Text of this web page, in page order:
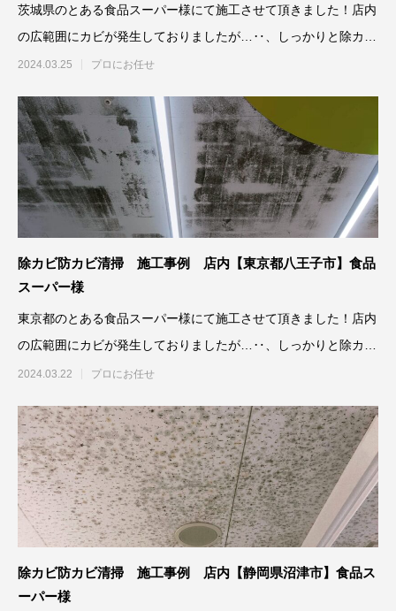
茨城県のとある食品スーパー様にて施工させて頂きました！店内
の広範囲にカビが発生しておりましたが…‥、しっかりと除カビ
防カビ施工さ
2024.03.25 プロにお任せ
除カビ防カビ清掃 施工事例 店内【東京都八王子市】食品
スーパー様
東京都のとある食品スーパー様にて施工させて頂きました！店内
の広範囲にカビが発生しておりましたが…‥、しっかりと除カビ
防カビ施工さ
2024.03.22 プロにお任せ
除カビ防カビ清掃 施工事例 店内【静岡県沼津市】食品ス
ーパー様